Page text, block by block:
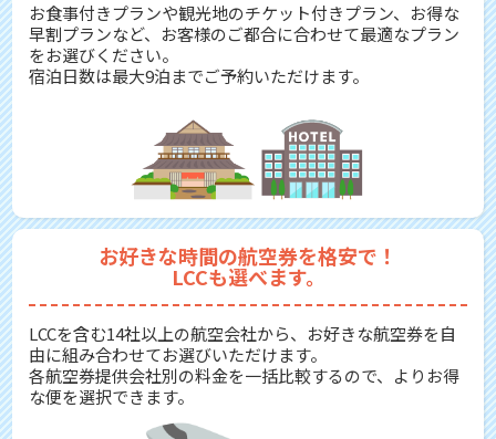
お食事付きプランや観光地のチケット付きプラン、お得な
早割プランなど、お客様のご都合に合わせて最適なプラン
をお選びください。
宿泊日数は最大9泊までご予約いただけます。
お好きな時間の航空券を格安で！
LCCも選べます。
LCCを含む14社以上の航空会社から、お好きな航空券を自
由に組み合わせてお選びいただけます。
各航空券提供会社別の料金を一括比較するので、よりお得
な便を選択できます。